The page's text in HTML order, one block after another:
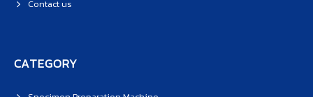
Contact us
CATEGORY